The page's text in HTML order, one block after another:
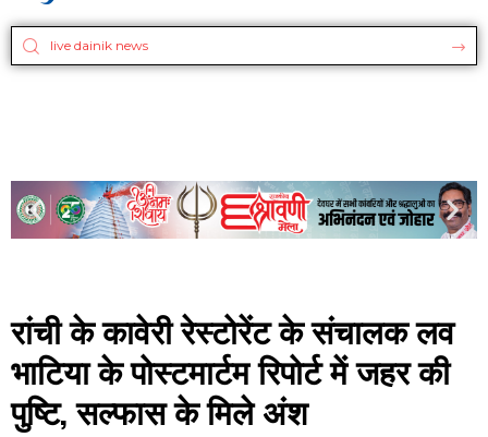
रांची के कावेरी रेस्टोरेंट के संचालक लव
भाटिया के पोस्टमार्टम रिपोर्ट में जहर की
पुष्टि, सल्फास के मिले अंश